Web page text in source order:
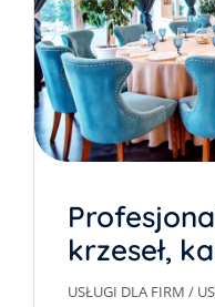
krzeseł,
w
USŁUGI DLA FIRM /